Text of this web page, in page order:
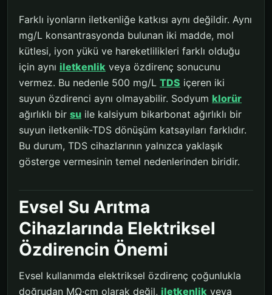
Farklı iyonların iletkenliğe katkısı aynı değildir. Aynı
mg/L konsantrasyonda bulunan iki madde, mol
kütlesi, iyon yükü ve hareketlilikleri farklı olduğu
için aynı iletkenlik veya özdirenç sonucunu
vermez. Bu nedenle 500 mg/L TDS içeren iki
suyun özdirenci aynı olmayabilir. Sodyum klorür
ağırlıklı bir su ile kalsiyum bikarbonat ağırlıklı bir
suyun iletkenlik-TDS dönüşüm katsayıları farklıdır.
Bu durum, TDS cihazlarının yalnızca yaklaşık
gösterge vermesinin temel nedenlerinden biridir.
Evsel Su Arıtma
Cihazlarında Elektriksel
Özdirencin Önemi
Evsel kullanımda elektriksel özdirenç çoğunlukla
doğrudan MΩ·cm olarak değil, iletkenlik veya